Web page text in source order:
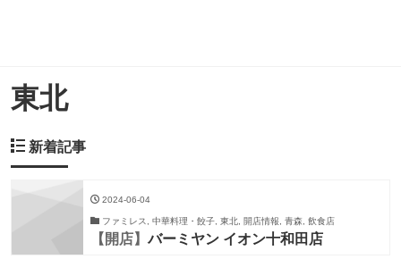
東北
新着記事
2024-06-04
ファミレス, 中華料理・餃子, 東北, 開店情報, 青森, 飲食店
【開店】バーミヤン イオン十和田店